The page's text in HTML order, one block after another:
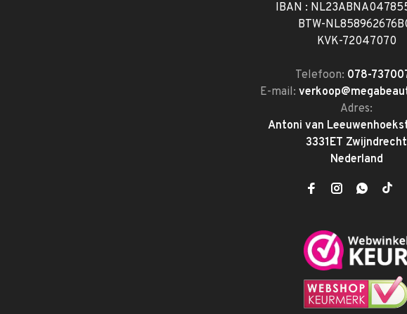
IBAN :
BTW-
KVK-72047070
Telefoon: 078-
E-mail:
Adres:
Antoni van
3331ET Zwijndrecht
Nederland